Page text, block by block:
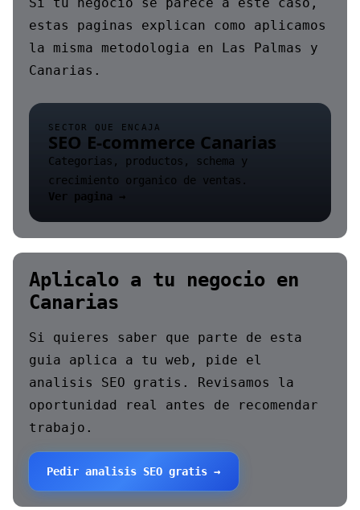
estas paginas explican como aplicamos
la misma metodologia en Las Palmas y
Canarias.
SECTOR QUE ENCAJA
SEO E-commerce Canarias
Categorias, productos, schema y
crecimiento organico de ventas.
Ver pagina →
Aplicalo a tu negocio en
Canarias
Si quieres saber que parte de esta
guia aplica a tu web, pide el
analisis SEO gratis. Revisamos la
oportunidad real antes de recomendar
trabajo.
Pedir analisis SEO gratis →